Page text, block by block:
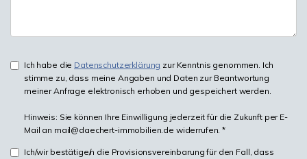
Ich habe die Datenschutzerklärung zur Kenntnis genommen. Ich
stimme zu, dass meine Angaben und Daten zur Beantwortung
meiner Anfrage elektronisch erhoben und gespeichert werden.
Hinweis: Sie können Ihre Einwilligung jederzeit für die Zukunft per E-
Mail an mail@daechert-immobilien.de widerrufen. *
Ich/wir bestätige/n die Provisionsvereinbarung für den Fall, dass